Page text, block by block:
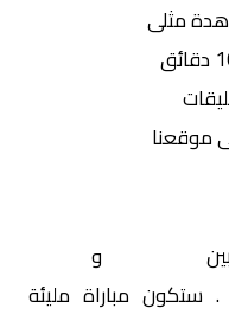
مثلى
موقعنا
و
. ستكون مباراة مليئة